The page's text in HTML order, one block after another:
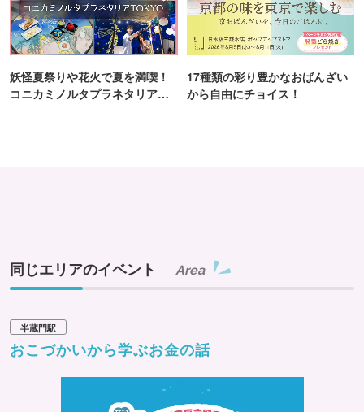
妖怪夏祭りや花火で夏を満喫！
コニカミノルタプラネタリア
17種類の彩り豊かなおばんざい
から自由にチョイス！
同じエリアのイベント Area
半蔵門駅
おこづかいから学ぶお金の話